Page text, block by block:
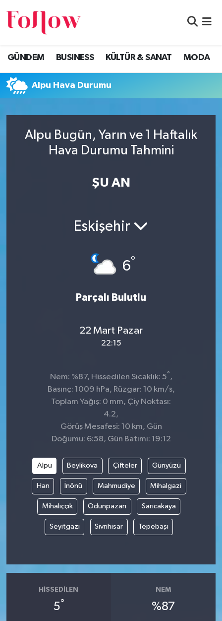
GÜNDEM BUSINESS KÜLTÜR & SANAT MODA
Alpu Hava Durumu
Alpu Bugün, Yarın ve 1 Haftalık
Hava Durumu Tahmini
ŞU AN
Eskişehir
6°
Parçalı Bulutlu
22 Mart Pazar
22:15
Nem: %87, Hissedilen Sıcaklık: 5° ,
Basınç: 1009 hPa, Rüzgar: 10 km/s,
Toplam Yağış: 0 mm, Çiy Noktası:
4.2,
Görüş Mesafesi: 10 km, Gün
Doğumu: 6:58, Gün Batımı: 19:12
Alpu Beylikova Çifteler Günyüzü
Han İnönü Mahmudiye Mihalgazi
Mihalıççık Odunpazarı Sarıcakaya
Seyitgazi Sivrihisar Tepebaşı
HISSEDILEN
5°
NEM
%87
GÜNDEM
BUSINESS
KÜLTÜR & SANAT
MODA
EĞİTİM
Eskişehir Nöbetçi Eczaneler
Eskişehir Hava Durumu
Eskişehir Namaz Vakitleri
Eskişehir Trafik Yoğunluk Haritası
Süper Lig Puan Durumu ve Fikstür
Son Dakika Haberleri